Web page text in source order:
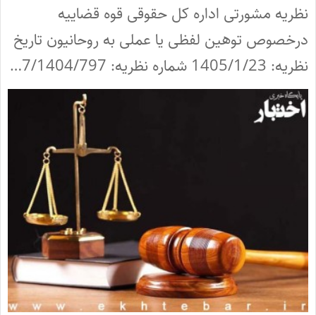
نظریه مشورتی اداره کل حقوقی قوه قضاییه
درخصوص توهین لفظی یا عملی به روحانیون تاریخ
نظریه: 1405/1/23 شماره نظریه: 7/1404/797…